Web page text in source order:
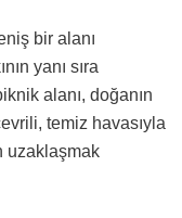
bir alanı
yanı sıra
alanı, doğanın
temiz havasıyla
uzaklaşmak